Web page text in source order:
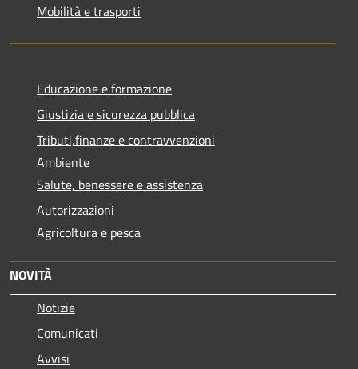
Mobilità e trasporti
Educazione e formazione
Giustizia e sicurezza pubblica
Tributi,finanze e contravvenzioni
Ambiente
Salute, benessere e assistenza
Autorizzazioni
Agricoltura e pesca
NOVITÀ
Notizie
Comunicati
Avvisi